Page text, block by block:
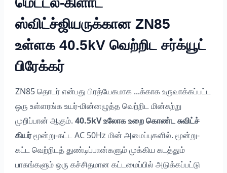
ஸ்விட்ச்ஜியருக்கான ZN85
உள்ளக 40.5kV வெற்றிட சர்க்யூட்
பிரேக்கர்
ZN85 தொடர் என்பது பிரத்யேகமாக ...க்காக உருவாக்கப்பட்ட
ஒரு உள்ளரங்க உயர்-மின்னழுத்த வெற்றிட மின்சுற்று
முறிப்பான் ஆகும்.40.5kV உலோக உறை கொண்ட சுவிட்ச்
கியர்மூன்று-கட்ட AC 50Hz மின் அமைப்புகளில். மூன்று-
கட்ட வெற்றிடத் துண்டிப்பான்களும் முக்கிய கடத்தும்
பாகங்களும் ஒரு கச்சிதமான கட்டமைப்பில் அடுக்கப்பட்டு